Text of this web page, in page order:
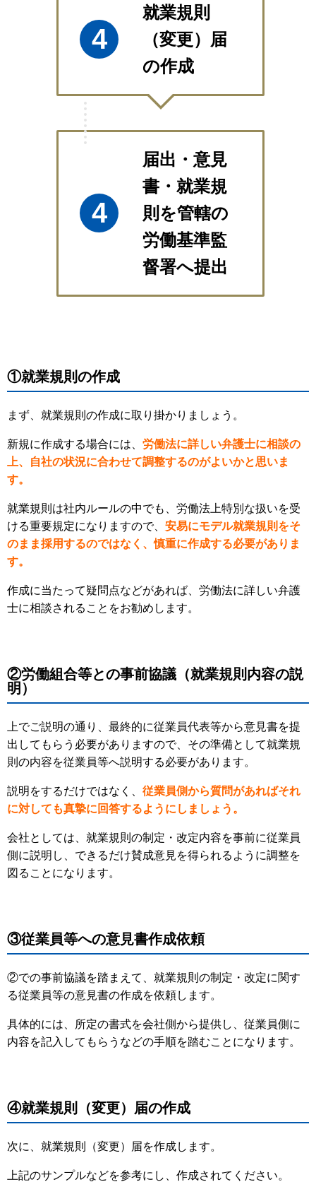
4
就業規則
（変更）届
の作成
4
届出・意見
書・就業規
則を管轄の
労働基準監
督署へ提出
①就業規則の作成
まず、就業規則の作成に取り掛かりましょう。
新規に作成する場合には、 労働法に詳しい弁護士に相談の
上、自社の状況に合わせて調整するのがよいかと思いま
す。
就業規則は社内ルールの中でも、労働法上特別な扱いを受
ける重要規定になりますので、 安易にモデル就業規則をそ
のまま採用するのではなく、慎重に作成する必要がありま
す。
作成に当たって疑問点などがあれば、労働法に詳しい弁護
士に相談されることをお勧めします。
②労働組合等との事前協議（就業規則内容の説
明）
上でご説明の通り、最終的に従業員代表等から意見書を提
出してもらう必要がありますので、その準備として就業規
則の内容を従業員等へ説明する必要があります。
説明をするだけではなく、 従業員側から質問があればそれ
に対しても真摯に回答するようにしましょう。
会社としては、就業規則の制定・改定内容を事前に従業員
側に説明し、できるだけ賛成意見を得られるように調整を
図ることになります。
③従業員等への意見書作成依頼
②での事前協議を踏まえて、就業規則の制定・改定に関す
る従業員等の意見書の作成を依頼します。
具体的には、所定の書式を会社側から提供し、従業員側に
内容を記入してもらうなどの手順を踏むことになります。
④就業規則（変更）届の作成
次に、就業規則（変更）届を作成します。
上記のサンプルなどを参考にし、作成されてください。